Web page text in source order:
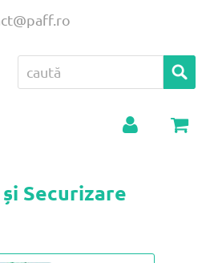
Securizare